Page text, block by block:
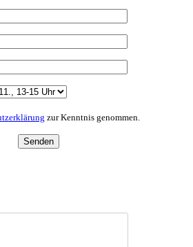
zur Kenntnis genommen.